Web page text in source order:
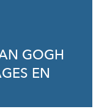
GOGH
EN